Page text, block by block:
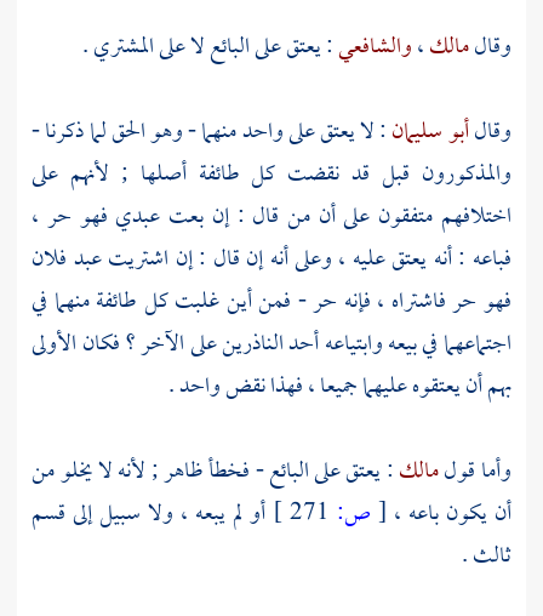
وقالمالك،والشافعي: يعتق على البائع لا على المشتري .
وقالأبو سليمان: لا يعتق على واحد منهما - وهو الحق لما ذكرنا -
والمذكورون قبل قد نقضت كل طائفة أصلها ; لأنهم على
اختلافهم متفقون على أن من قال : إن بعت عبدي فهو حر ،
فباعه : أنه يعتق عليه ، وعلى أنه إن قال : إن اشتريت عبد فلان
فهو حر فاشتراه ، فإنه حر - فمن أين غلبت كل طائفة منهما في
اجتماعهما في بيعه وابتياعه أحد الناذرين على الآخر ؟ فكان الأولى
بهم أن يعتقوه عليهما جميعا ، فهذا نقض واحد .
وأما قولمالك: يعتق على البائع - فخطأ ظاهر ; لأنه لا يخلو من
أن يكون باعه ، [ص:
أو لم يبعه ، ولا سبيل إلى قسم
ثالث .